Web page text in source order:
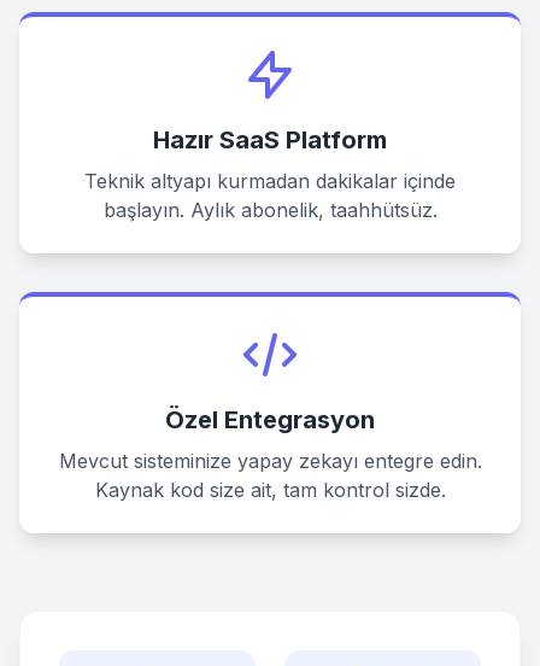
Hazır SaaS Platform
Teknik altyapı kurmadan dakikalar içinde
başlayın. Aylık abonelik, taahhütsüz.
Özel Entegrasyon
Mevcut sisteminize yapay zekayı entegre edin.
Kaynak kod size ait, tam kontrol sizde.